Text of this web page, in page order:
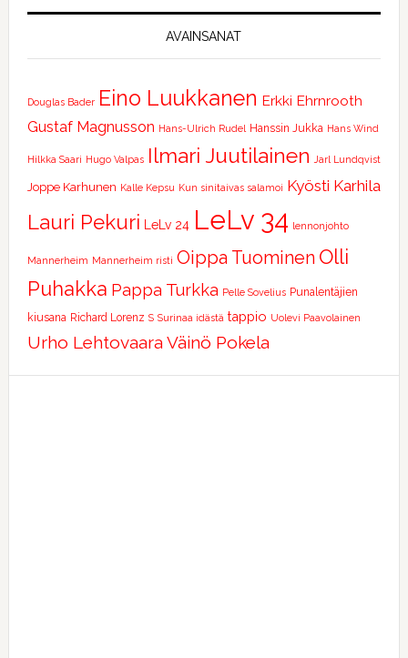
AVAINSANAT
Douglas Bader Eino Luukkanen Erkki Ehrnrooth
Gustaf Magnusson Hans-Ulrich Rudel Hanssin Jukka Hans Wind
Hilkka Saari Hugo Valpas Ilmari Juutilainen Jarl Lundqvist
Joppe Karhunen Kalle Kepsu Kun sinitaivas salamoi Kyösti Karhila
Lauri Pekuri LeLv 24 LeLv 34 lennonjohto
Mannerheim Mannerheim risti Oippa Tuominen Olli
Puhakka Pappa Turkka Pelle Sovelius Punalentäjien
kiusana Richard Lorenz S Surinaa idästä tappio Uolevi Paavolainen
Urho Lehtovaara Väinö Pokela